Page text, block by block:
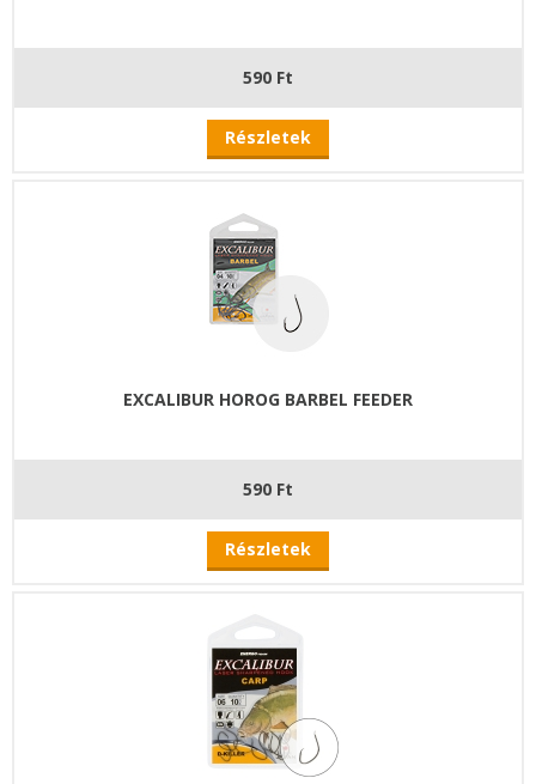
590 Ft
Részletek
EXCALIBUR HOROG BARBEL FEEDER
590 Ft
Részletek